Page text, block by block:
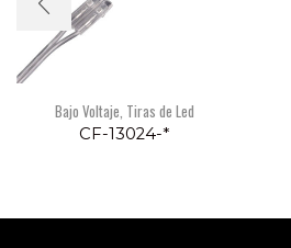
Bajo Voltaje Tiras de Led
CF-13024-*